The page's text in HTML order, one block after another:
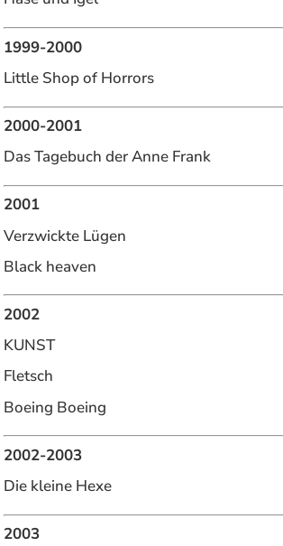
1999-2000
Little Shop of Horrors
2000-2001
Das Tagebuch der Anne Frank
2001
Verzwickte Lügen
Black heaven
2002
KUNST
Fletsch
Boeing Boeing
2002-2003
Die kleine Hexe
2003